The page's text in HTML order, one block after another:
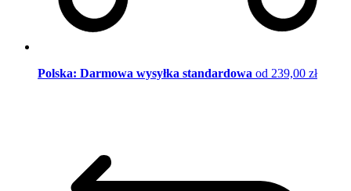
Polska: Darmowa wysyłka standardowa od 239,00 zł